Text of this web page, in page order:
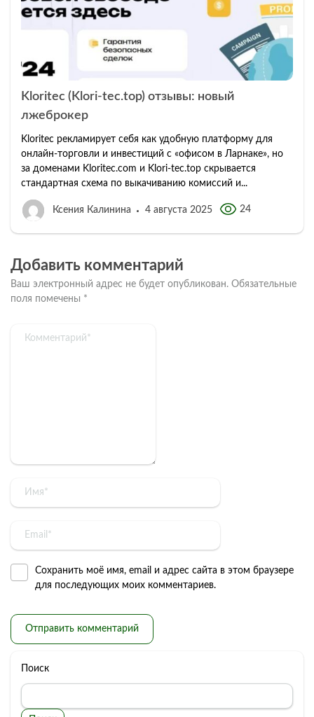
Kloritec (Klori-tec.top) отзывы: новый
лжеброкер
Kloritec рекламирует себя как удобную платформу для
онлайн-торговли и инвестиций с «офисом в Ларнаке», но
за доменами Kloritec.com и Klori-tec.top скрывается
стандартная схема по выкачиванию комиссий и...
Ксения Калинина 4 августа 2025 24
Добавить комментарий
Ваш электронный адрес не будет опубликован. Обязательные
поля помечены *
Сохранить моё имя, email и адрес сайта в этом браузере
для последующих моих комментариев.
Поиск